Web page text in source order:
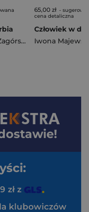
Aleksandra Zagórska-Chabros
65,00 zł -
cena detaliczna
zł z
klubowiczów